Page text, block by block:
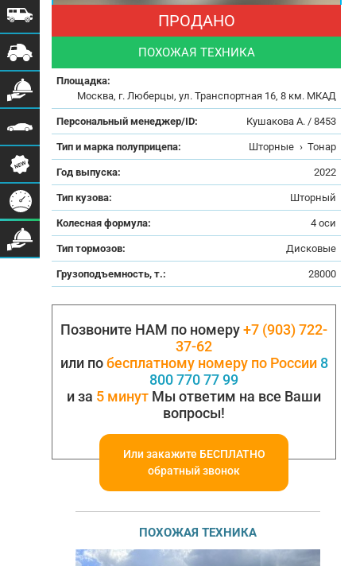
ПРОДАНО
ПОХОЖАЯ ТЕХНИКА
Площадка:
Москва, г. Люберцы, ул. Транспортная 16, 8 км. МКАД
Персональный менеджер/ID: Кушакова А. / 8453
Тип и марка полуприцепа: Шторные › Тонар
Год выпуска: 2022
Тип кузова: Шторный
Колесная формула: 4 оси
Тип тормозов: Дисковые
Грузоподъемность, т.: 28000
Позвоните НАМ по номеру+7 (903) 722-
37-62
или побесплатному номеру по России 8
800 770 77 99
и за 5 минут Мы ответим на все Ваши
вопросы!
Или закажите БЕСПЛАТНО
обратный звонок
ПОХОЖАЯ ТЕХНИКА